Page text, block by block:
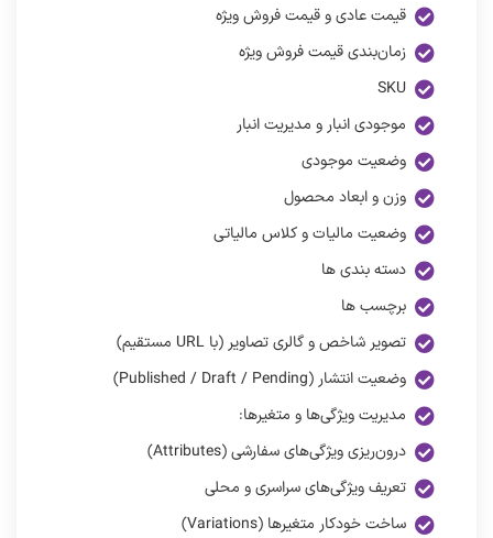
قیمت عادی و قیمت فروش ویژه
زمان‌بندی قیمت فروش ویژه
SKU
موجودی انبار و مدیریت انبار
وضعیت موجودی
وزن و ابعاد محصول
وضعیت مالیات و کلاس مالیاتی
دسته‌ بندی‌ ها
برچسب‌ ها
تصویر شاخص و گالری تصاویر (با URL مستقیم)
وضعیت انتشار (Published / Draft / Pending)
مدیریت ویژگی‌ها و متغیرها:
درون‌ریزی ویژگی‌های سفارشی (Attributes)
تعریف ویژگی‌های سراسری و محلی
ساخت خودکار متغیرها (Variations)